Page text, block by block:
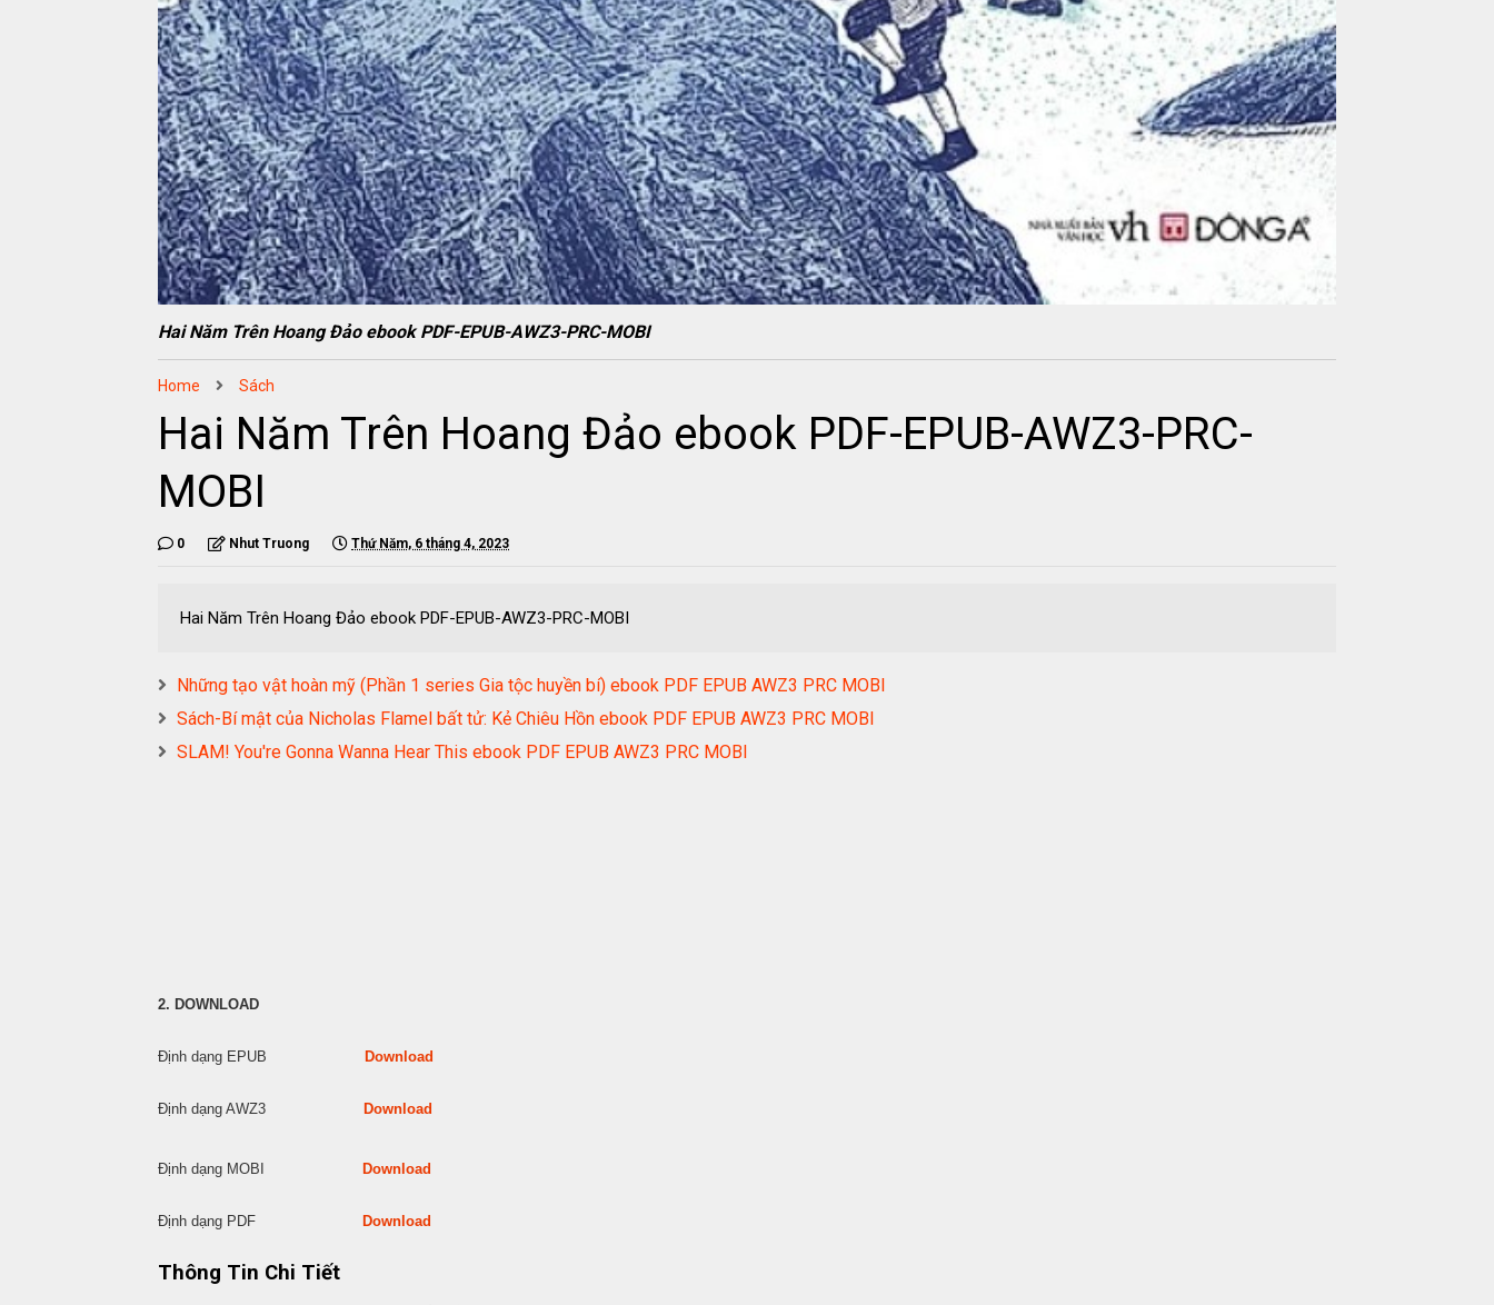
Hai Năm Trên Hoang Đảo ebook PDF-EPUB-AWZ3-PRC-MOBI
Home Sách
Hai Năm Trên Hoang Đảo ebook PDF-EPUB-AWZ3-PRC-
MOBI
0 Nhut Truong Thứ Năm, 6 tháng 4, 2023
Hai Năm Trên Hoang Đảo ebook PDF-EPUB-AWZ3-PRC-MOBI
Những tạo vật hoàn mỹ (Phần 1 series Gia tộc huyền bí) ebook PDF EPUB AWZ3 PRC MOBI
Sách-Bí mật của Nicholas Flamel bất tử: Kẻ Chiêu Hồn ebook PDF EPUB AWZ3 PRC MOBI
SLAM! You're Gonna Wanna Hear This ebook PDF EPUB AWZ3 PRC MOBI
2. DOWNLOAD
Định dạng EPUB Download
Định dạng AWZ3 Download
Định dạng MOBI Download
Định dạng PDF Download
Thông Tin Chi Tiết